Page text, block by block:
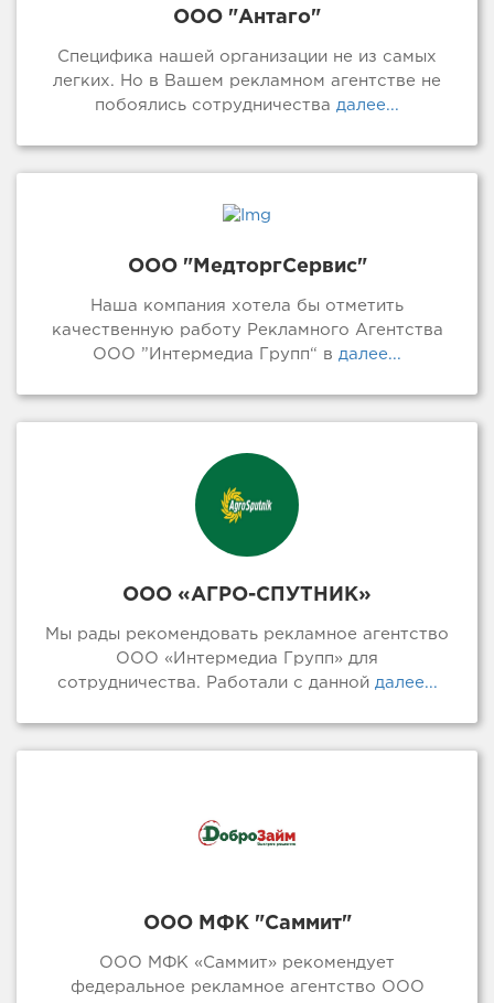
ООО "Антаго"
Специфика нашей организации не из самых
легких. Но в Вашем рекламном агентстве не
побоялись сотрудничества далее...
ООО "МедторгСервис"
Наша компания хотела бы отметить
качественную работу Рекламного Агентства
ООО ”Интермедиа Групп“ в далее...
ООО «АГРО-СПУТНИК»
Мы рады рекомендовать рекламное агентство
ООО «Интермедиа Групп» для
сотрудничества. Работали с даннойдалее...
ООО МФК "Саммит"
ООО МФК «Саммит» рекомендует
федеральное рекламное агентство ООО